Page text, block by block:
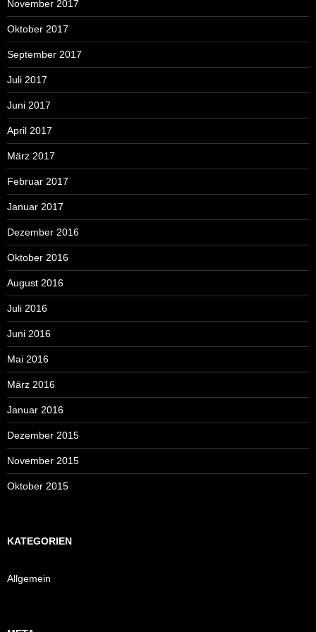
November 2017
Oktober 2017
September 2017
Juli 2017
Juni 2017
April 2017
März 2017
Februar 2017
Januar 2017
Dezember 2016
Oktober 2016
August 2016
Juli 2016
Juni 2016
Mai 2016
März 2016
Januar 2016
Dezember 2015
November 2015
Oktober 2015
KATEGORIEN
Allgemein